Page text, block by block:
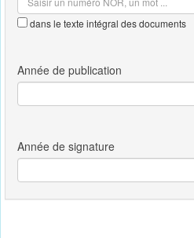
dans le texte intégral des documents